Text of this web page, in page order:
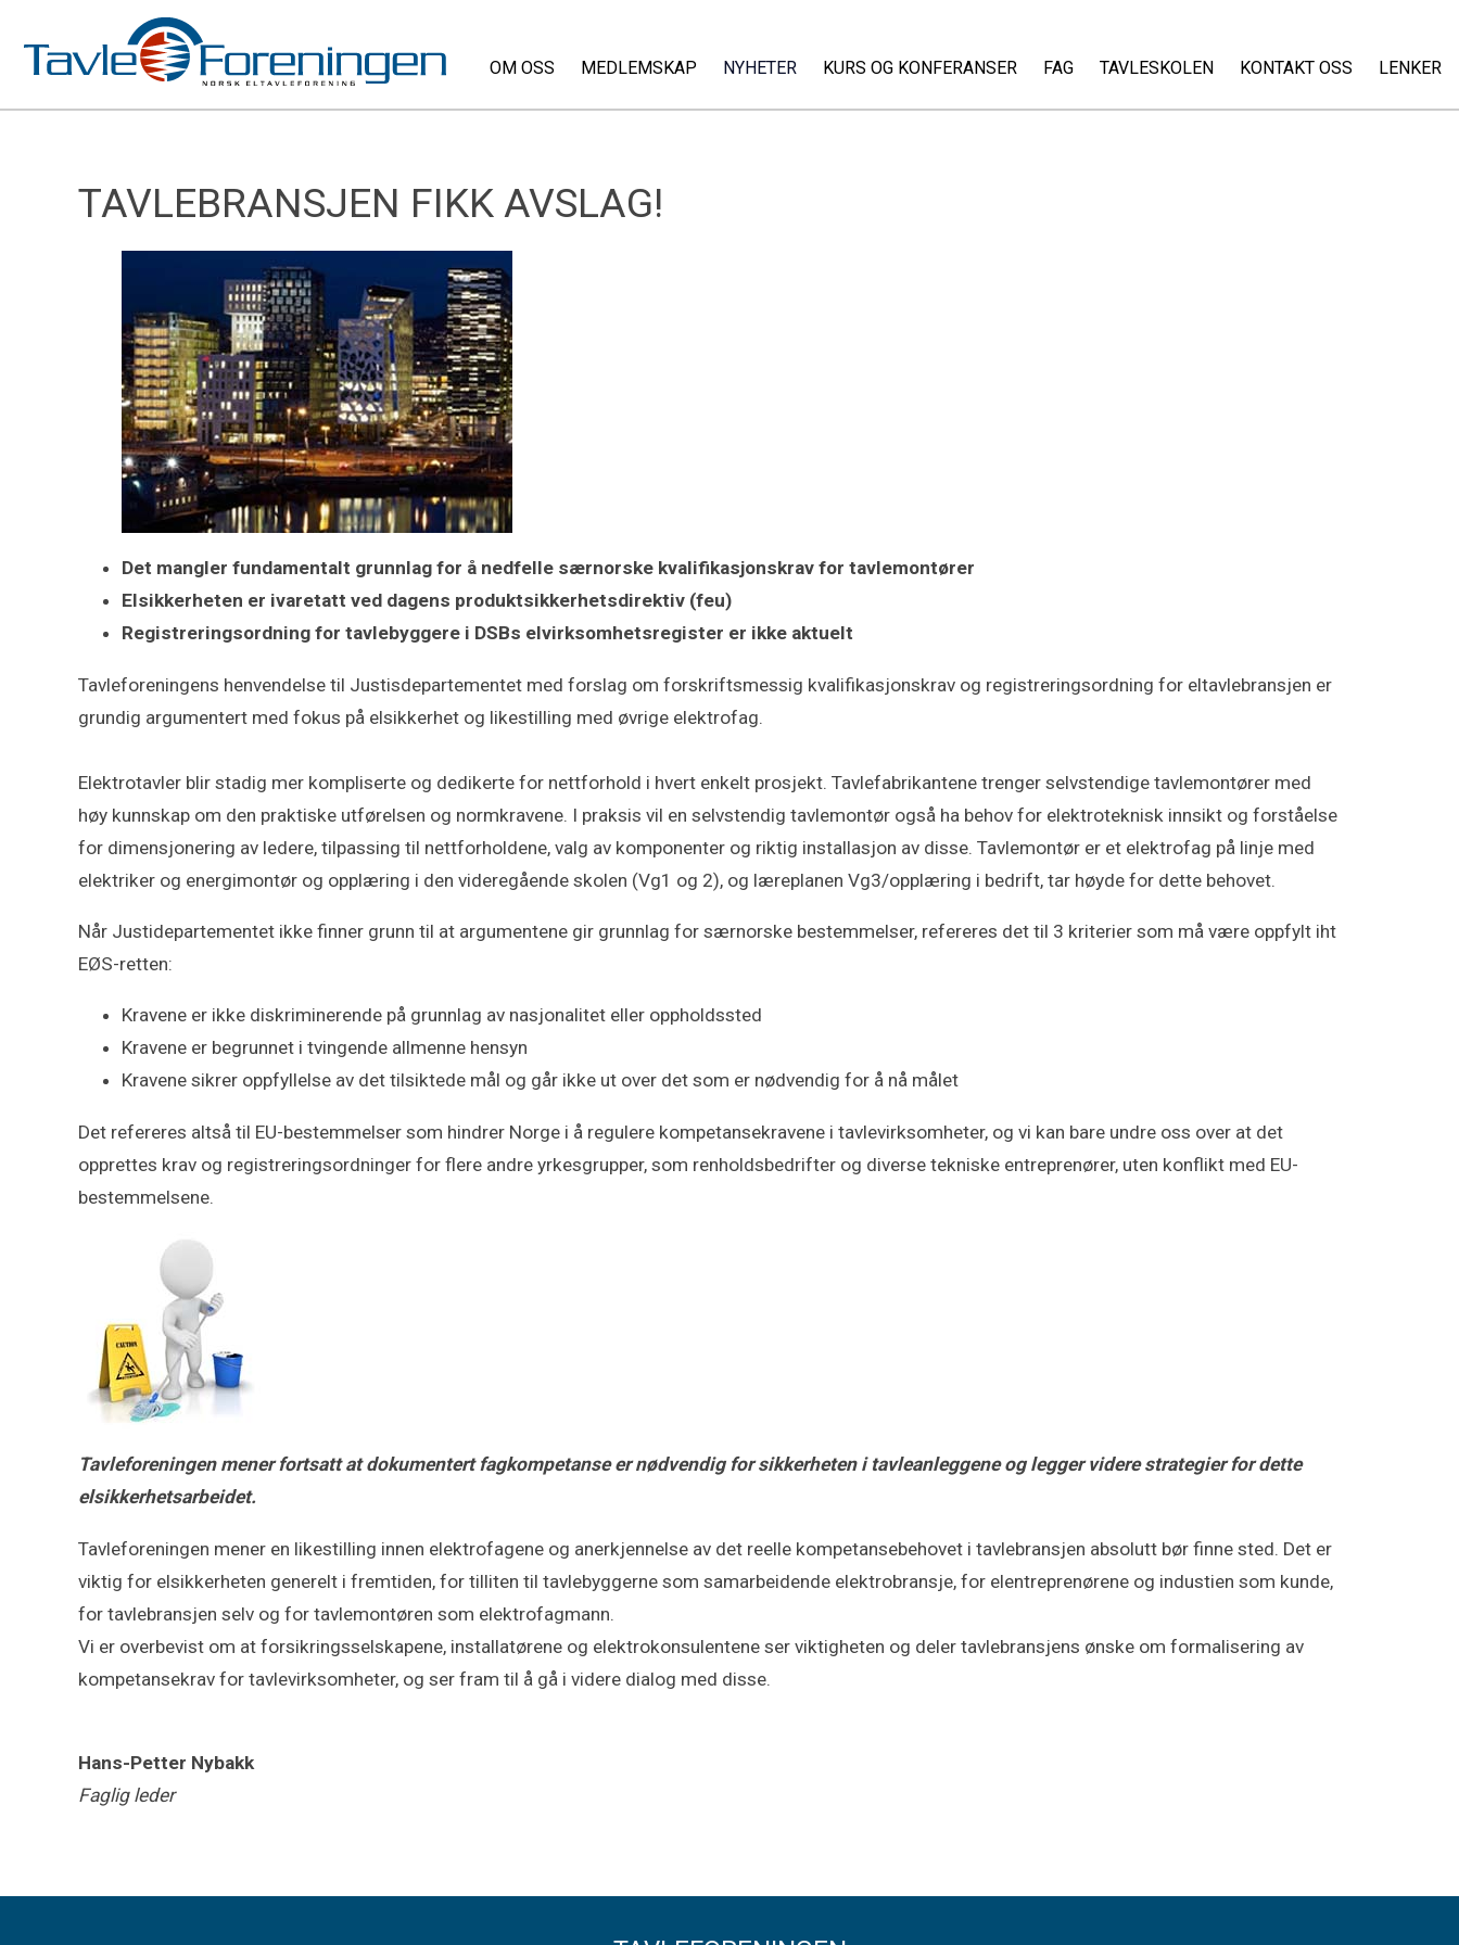
OM OSS MEDLEMSKAP NYHETER KURS OG KONFERANSER FAG TAVLESKOLEN KONTAKT OSS LENKER
TAVLEBRANSJEN FIKK AVSLAG!
Det mangler fundamentalt grunnlag for å nedfelle særnorske kvalifikasjonskrav for tavlemontører
Elsikkerheten er ivaretatt ved dagens produktsikkerhetsdirektiv (feu)
Registreringsordning for tavlebyggere i DSBs elvirksomhetsregister er ikke aktuelt
Tavleforeningens henvendelse til Justisdepartementet med forslag om forskriftsmessig kvalifikasjonskrav og registreringsordning for eltavlebransjen er
grundig argumentert med fokus på elsikkerhet og likestilling med øvrige elektrofag.
Elektrotavler blir stadig mer kompliserte og dedikerte for nettforhold i hvert enkelt prosjekt. Tavlefabrikantene trenger selvstendige tavlemontører med
høy kunnskap om den praktiske utførelsen og normkravene. I praksis vil en selvstendig tavlemontør også ha behov for elektroteknisk innsikt og forståelse
for dimensjonering av ledere, tilpassing til nettforholdene, valg av komponenter og riktig installasjon av disse. Tavlemontør er et elektrofag på linje med
elektriker og energimontør og opplæring i den videregående skolen (Vg1 og 2), og læreplanen Vg3/opplæring i bedrift, tar høyde for dette behovet.
Når Justidepartementet ikke finner grunn til at argumentene gir grunnlag for særnorske bestemmelser, refereres det til 3 kriterier som må være oppfylt iht
EØS-retten:
Kravene er ikke diskriminerende på grunnlag av nasjonalitet eller oppholdssted
Kravene er begrunnet i tvingende allmenne hensyn
Kravene sikrer oppfyllelse av det tilsiktede mål og går ikke ut over det som er nødvendig for å nå målet
Det refereres altså til EU-bestemmelser som hindrer Norge i å regulere kompetansekravene i tavlevirksomheter, og vi kan bare undre oss over at det
opprettes krav og registreringsordninger for flere andre yrkesgrupper, som renholdsbedrifter og diverse tekniske entreprenører, uten konflikt med EU-
bestemmelsene.
Tavleforeningen mener fortsatt at dokumentert fagkompetanse er nødvendig for sikkerheten i tavleanleggene og legger videre strategier for dette
elsikkerhetsarbeidet.
Tavleforeningen mener en likestilling innen elektrofagene og anerkjennelse av det reelle kompetansebehovet i tavlebransjen absolutt bør finne sted. Det er
viktig for elsikkerheten generelt i fremtiden, for tilliten til tavlebyggerne som samarbeidende elektrobransje, for elentreprenørene og industien som kunde,
for tavlebransjen selv og for tavlemontøren som elektrofagmann.
Vi er overbevist om at forsikringsselskapene, installatørene og elektrokonsulentene ser viktigheten og deler tavlebransjens ønske om formalisering av
kompetansekrav for tavlevirksomheter, og ser fram til å gå i videre dialog med disse.
Hans-Petter Nybakk
Faglig leder